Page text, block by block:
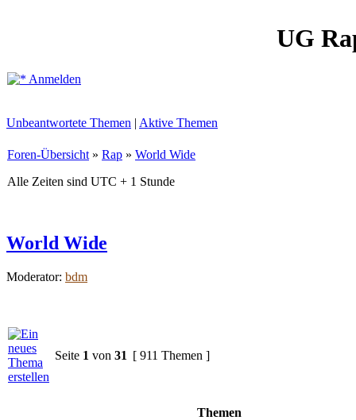
UG
Anmelden
Unbeantwortete Themen | Aktive Themen
Foren-Übersicht » Rap » World Wide
Alle Zeiten sind UTC + 1 Stunde
World Wide
Moderator: bdm
Seite 1 von 31 [ 911 Themen ]
Themen